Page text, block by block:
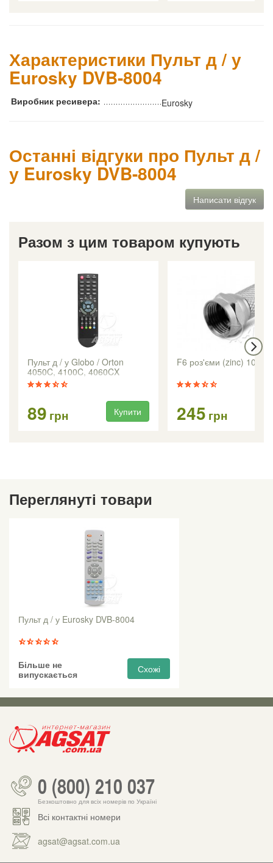
Характеристики Пульт д / у
Eurosky DVB-8004
Виробник ресивера: Eurosky
Останні відгуки про Пульт д /
у Eurosky DVB-8004
Написати відгук
Разом з цим товаром купують
Пульт д / у Globo / Orton
4050C, 4100C, 4060CX
89 грн Купити
F6 роз'єми (zinc) 100
245 грн
Переглянуті товари
Пульт д / у Eurosky DVB-8004
Більше не
випускається
Схожі
0 (800) 210 037
Безкоштовно для всіх номерів по Україні
Всі контактні номери
agsat@agsat.com.ua